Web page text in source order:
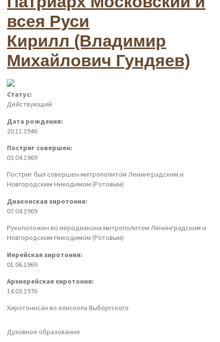
всея Руси
Кирилл (Владимир
Михайлович Гундяев)
Статус:
Действующий
Дата рождения:
20.11.1946
Постриг совершен:
03.04.1969
Постриг был совершен митрополитом Ленинградским и
Новгородским Никодимом (Ротовым)
Диаконская хиротония:
07.04.1969
Рукоположен во иеродиакона митрополитом Ленинградским и
Новгородским Никодимом (Ротовым)
Иерейская хиротония:
01.06.1969
Архиерейская хиротония:
14.03.1976
Хиротонисан во епископа Выборгского
Духовное образование